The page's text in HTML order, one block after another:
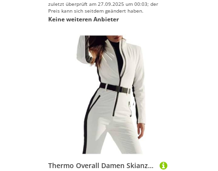
zuletzt überprüft am 27.09.2025 um 00:03; der
Preis kann sich seitdem geändert haben.
Keine weiteren Anbieter
Thermo Overall Damen Skianzug Einteiler Einteiler Warme Skioverall Reißverschluss Mit Kapuze Wasserdicht Skianzug Schneeanzug Weiß XL